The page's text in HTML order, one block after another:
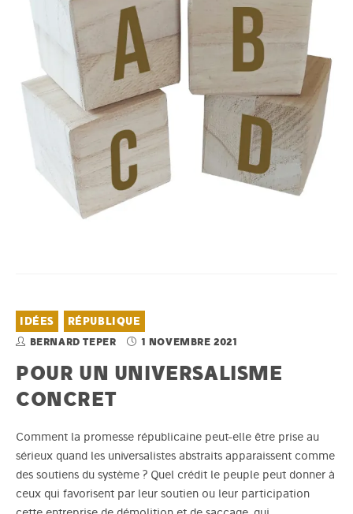
IDÉES RÉPUBLIQUE
BERNARD TEPER 1 NOVEMBRE 2021
POUR UN UNIVERSALISME
CONCRET
Comment la promesse républicaine peut-elle être prise au
sérieux quand les universalistes abstraits apparaissent comme
des soutiens du système ? Quel crédit le peuple peut donner à
ceux qui favorisent par leur soutien ou leur participation